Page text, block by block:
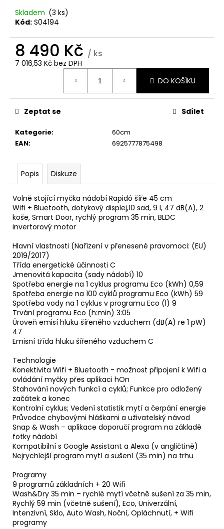
Skladem (3 ks)
Kód: S04194
8 490 Kč / ks
7 016,53 Kč bez DPH
DO KOŠÍKU
Kategorie:
60cm
EAN: 6925777875498
Zeptat se Sdílet
Popis Diskuze
Volně stojící myčka nádobí Rapidó šíře 45 cm
Wifi + Bluetooth, dotykový displej,10 sad, 9 l, 47 dB(A), 2
koše, Smart Door, rychlý program 35 min, BLDC
invertorový motor
Hlavní vlastnosti (Nařízení v přenesené pravomoci: (EU)
2019/2017)
Třída energetické účinnosti C
Jmenovitá kapacita (sady nádobí) 10
Spotřeba energie na 1 cyklus programu Eco (kWh) 0,59
Spotřeba energie na 100 cyklů programu Eco (kWh) 59
Spotřeba vody na 1 cyklus v programu Eco (l) 9
Trvání programu Eco (h:min) 3:05
Úroveň emisí hluku šířeného vzduchem (dB(A) re 1 pW)
47
Emisní třída hluku šířeného vzduchem C
Technologie
Konektivita Wifi + Bluetooth - možnost připojení k Wifi a
ovládání myčky přes aplikaci hOn
Stahování nových funkcí a cyklů; Funkce pro odložený
začátek a konec
Kontrolní cyklus; Vedení statistik mytí a čerpání energie
Průvodce chybovými hláškami a uživatelský návod
Snap & Wash – aplikace doporučí program na základě
fotky nádobí
Kompatibilní s Google Assistant a Alexa (v angličtině)
Nejrychlejší program mytí a sušení (35 min) na trhu
Programy
9 programů základních + 20 Wifi
Wash&Dry 35 min – rychlé mytí včetně sušení za 35 min,
Rychlý 59 min (včetně sušení), Eco, Univerzální,
Intenzivní, Sklo, Auto Wash, Noční, Opláchnutí, + Wifi
programy
u
e
m
e
200
990